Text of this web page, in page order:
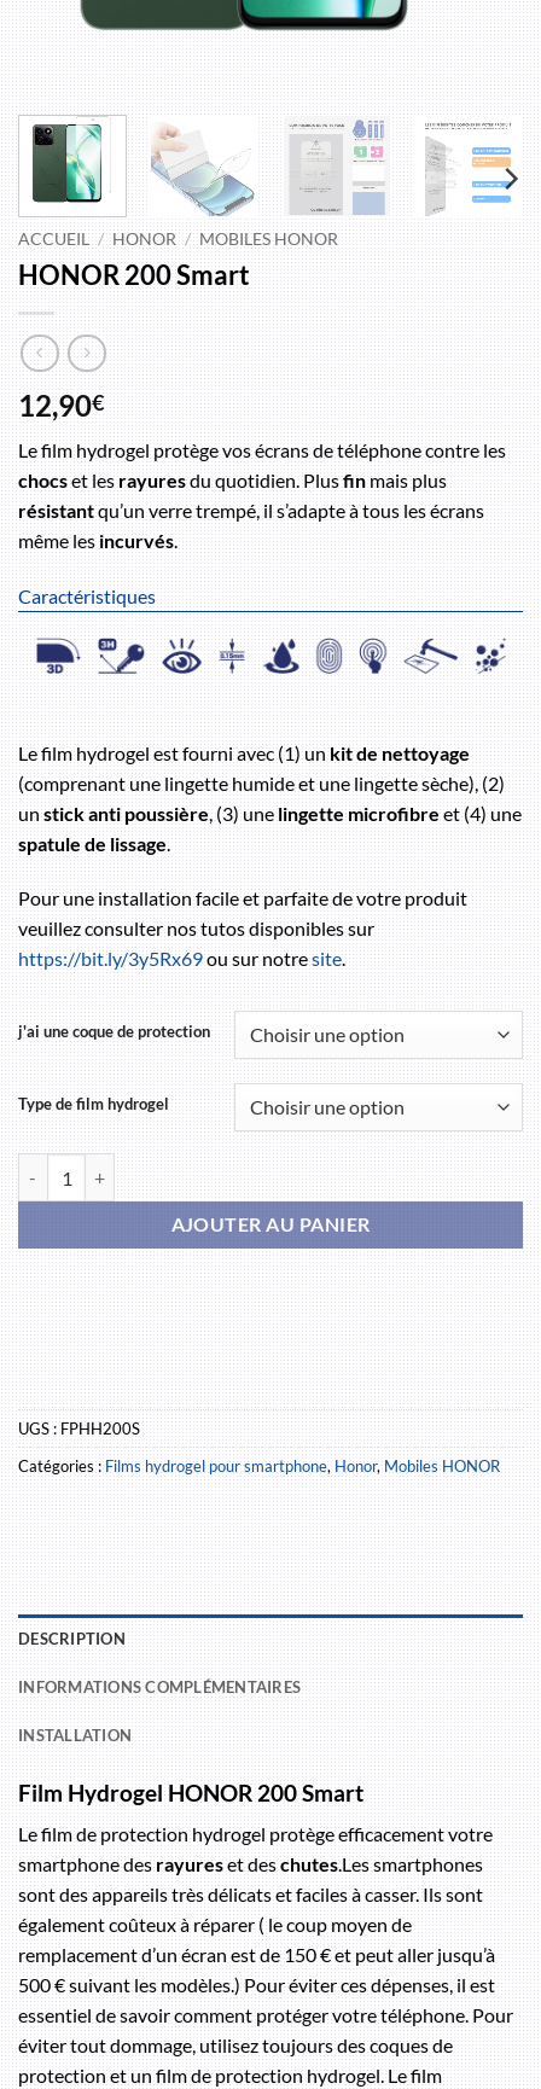
ACCUEIL / HONOR / MOBILES HONOR
HONOR 200 Smart
12,90€
Le film hydrogel protège vos écrans de téléphone contre les
chocset lesrayuresdu quotidien. Plusfinmais plus
résistantqu’un verre trempé, il s’adapte à tous les écrans
même lesincurvés.
Caractéristiques
Le film hydrogel est fourni avec (1) unkit de nettoyage
(comprenant une lingette humide et une lingette sèche), (2)
unstick anti poussière, (3) unelingette microfibreet (4) une
spatule de lissage.
Pour une installation facile et parfaite de votre produit
veuillez consulter nos tutos disponibles sur
https://bit.ly/3y5Rx69ou sur notresite.
j'ai une coque de protection
Type de film hydrogel
quantité de HONOR 200 Smart
AJOUTER AU PANIER
UGS :FPHH200S
Catégories :Films hydrogel pour smartphone,Honor,Mobiles HONOR
DESCRIPTION
INFORMATIONS COMPLÉMENTAIRES
INSTALLATION
Film Hydrogel HONOR 200 Smart
Le film de protection hydrogel protège efficacement votre
smartphone desrayureset deschutes.Les smartphones
sont des appareils très délicats et faciles à casser. Ils sont
également coûteux à réparer ( le coup moyen de
remplacement d’un écran est de 150 € et peut aller jusqu’à
500 € suivant les modèles.) Pour éviter ces dépenses, il est
essentiel de savoir comment protéger votre téléphone. Pour
éviter tout dommage, utilisez toujours des coques de
protection et un film de protection hydrogel. Le film